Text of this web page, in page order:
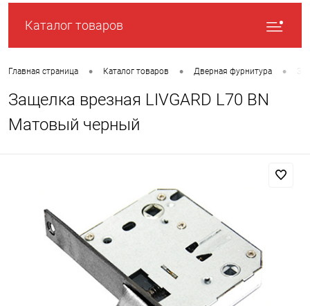
Каталог товаров
Главная страница • Каталог товаров • Дверная фурнитура •
Защелка врезная LIVGARD L70 BN
Матовый черный